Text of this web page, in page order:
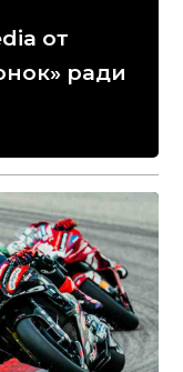
от
ради